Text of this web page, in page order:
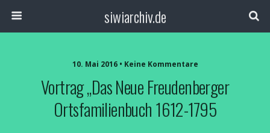
siwiarchiv.de
10. Mai 2016 • Keine Kommentare
Vortrag „Das Neue Freudenberger
Ortsfamilienbuch 1612-1795